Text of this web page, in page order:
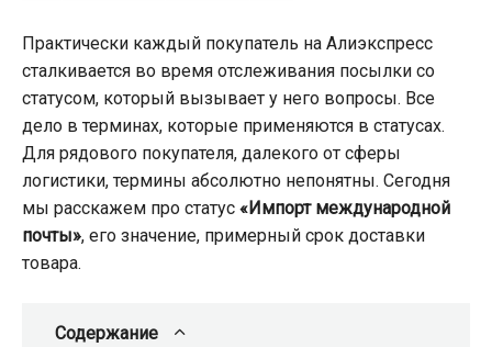
Практически каждый покупатель на Алиэкспресс
сталкивается во время отслеживания посылки со
статусом, который вызывает у него вопросы. Все
дело в терминах, которые применяются в статусах.
Для рядового покупателя, далекого от сферы
логистики, термины абсолютно непонятны. Сегодня
мы расскажем про статус «Импорт международной
почты», его значение, примерный срок доставки
товара.
Содержание